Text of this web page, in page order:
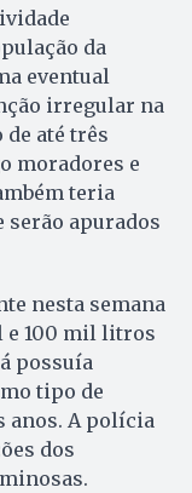
da
eventual
irregular na
até três
moradores e
teria
serão apurados
nesta semana
e 100 mil litros
possuía
tipo de
anos. A polícia
dos